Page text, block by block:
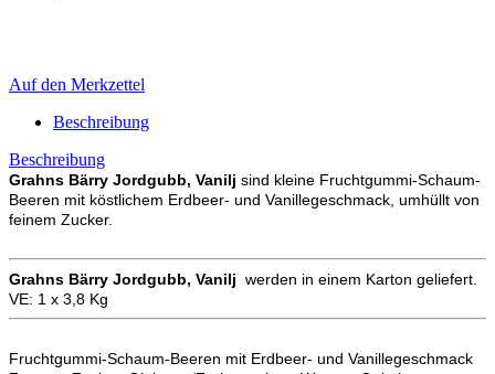
Auf den Merkzettel
Beschreibung
Beschreibung
Grahns Bärry Jordgubb, Vanilj sind kleine Fruchtgummi-Schaum-
Beeren mit köstlichem Erdbeer- und Vanillegeschmack, umhüllt von
feinem Zucker.
Grahns Bärry Jordgubb, Vanilj werden in einem Karton geliefert.
VE: 1 x 3,8 Kg
Fruchtgummi-Schaum-Beeren mit Erdbeer- und Vanillegeschmack